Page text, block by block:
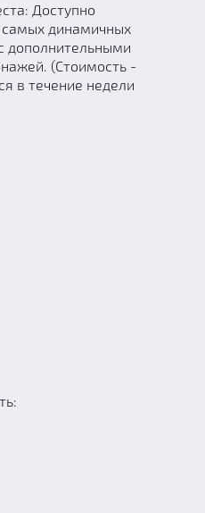
Доступно
динамичных
дополнительными
(Стоимость -
в течение недели